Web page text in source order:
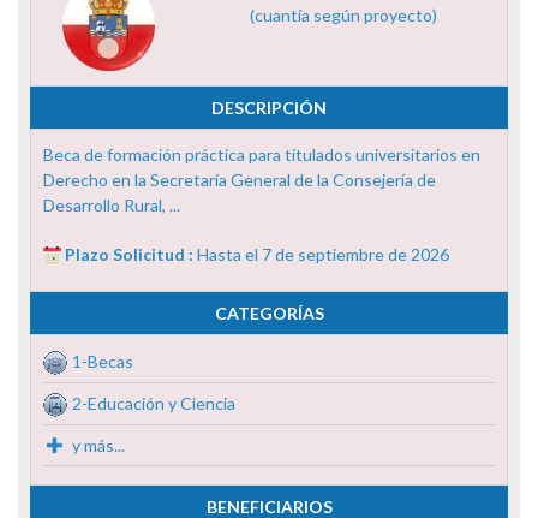
(cuantía según proyecto)
DESCRIPCIÓN
Beca de formación práctica para titulados universitarios en
Derecho en la Secretaría General de la Consejería de
Desarrollo Rural, ...
Plazo Solicitud : Hasta el 7 de septiembre de 2026
CATEGORÍAS
1-Becas
2-Educación y Ciencia
y más...
BENEFICIARIOS